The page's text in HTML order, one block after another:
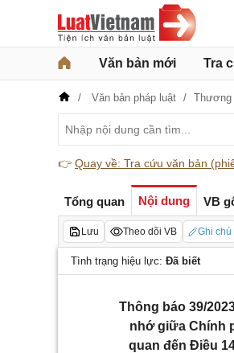
Văn bản mới Tra
Văn bản pháp luật Thương
👉 Quay về: Tra cứu văn bản
Tổng quan Nội dung VB
Lưu Theo dõi VB Ghi chú
Tình trạng hiệu lực: Đã biết
Thông báo 39/
nhớ giữa Chính
quan đến Điều